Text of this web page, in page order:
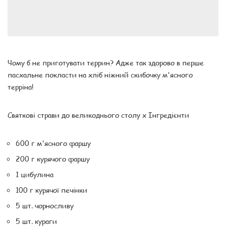
Чому б не приготувати террин? Адже так здорово в перше
пасхальне покласти на хліб ніжний скибочку м'ясного
терріна!
Святкові страви до великоднього столу x Інгредієнти
600 г м'ясного фаршу
200 г курячого фаршу
1 цибулина
100 г курячої печінки
5 шт. чорносливу
5 шт. кураги